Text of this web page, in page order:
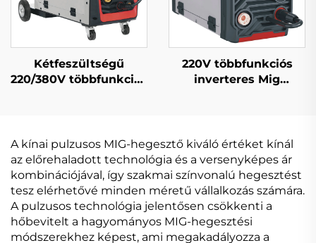
Kétfeszültségű
220/380V többfunkciós
szinergikus
hegesztőgép
220V többfunkciós
inverteres Mig
hegesztőgép
A kínai pulzusos MIG-hegesztő kiváló értéket kínál
az előrehaladott technológia és a versenyképes ár
kombinációjával, így szakmai színvonalú hegesztést
tesz elérhetővé minden méretű vállalkozás számára.
A pulzusos technológia jelentősen csökkenti a
hőbevitelt a hagyományos MIG-hegesztési
módszerekhez képest, ami megakadályozza a